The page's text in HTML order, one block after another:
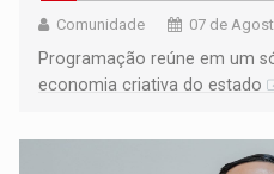
Comunidade 07 de
Programação reúne em um
economia criativa do estado